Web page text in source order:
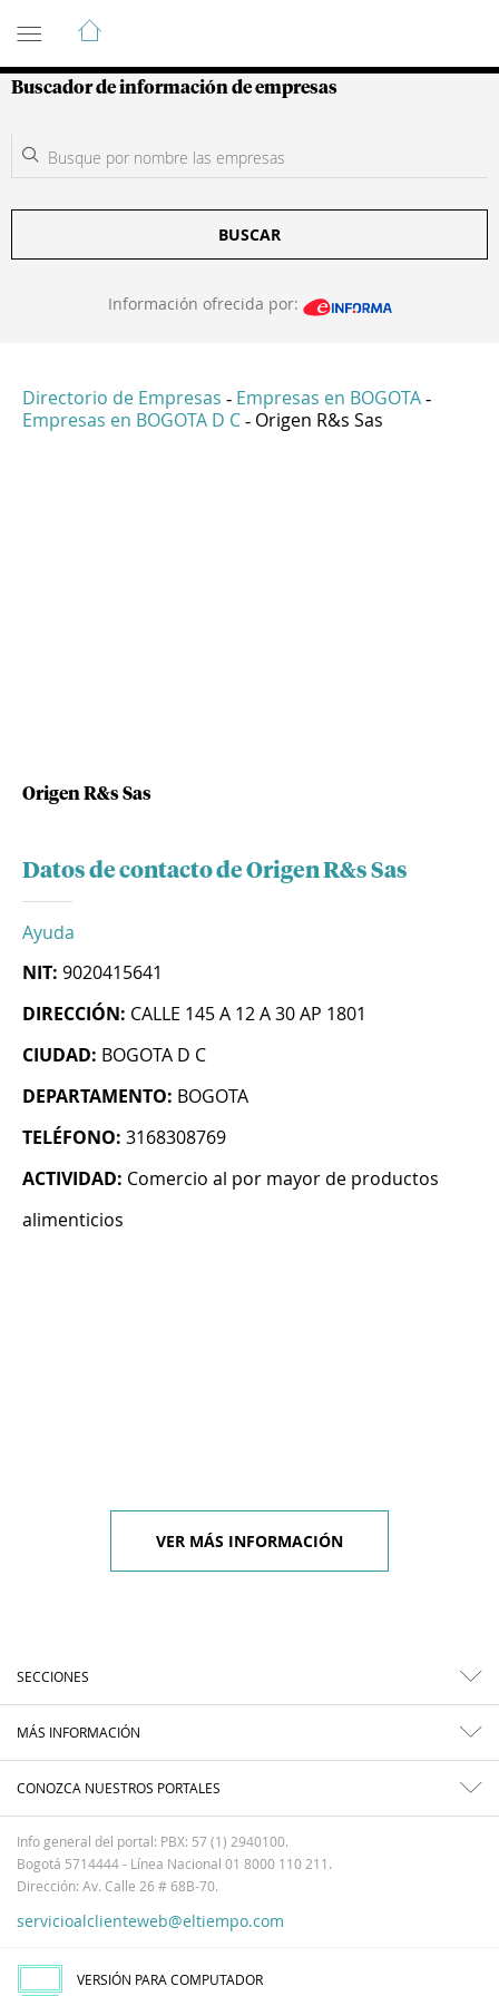
Guía de Empresas Colombianas
Buscador de información de empresas
BUSCAR
Información ofrecida por:
Directorio de Empresas - Empresas en BOGOTA -
Empresas en BOGOTA D C - Origen R&s Sas
Origen R&s Sas
Datos de contacto de Origen R&s Sas
Ayuda
NIT: 9020415641
DIRECCIÓN: CALLE 145 A 12 A 30 AP 1801
CIUDAD: BOGOTA D C
DEPARTAMENTO: BOGOTA
TELÉFONO: 3168308769
ACTIVIDAD: Comercio al por mayor de productos
alimenticios
VER MÁS INFORMACIÓN
SECCIONES
MÁS INFORMACIÓN
CONOZCA NUESTROS PORTALES
Info general del portal: PBX: 57 (1) 2940100.
Bogotá 5714444 - Línea Nacional 01 8000 110 211.
Dirección: Av. Calle 26 # 68B-70.
servicioalclienteweb@eltiempo.com
VERSIÓN PARA COMPUTADOR